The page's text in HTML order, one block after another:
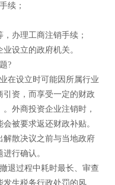
续；
办理工商注销手续；
设立的政府机关。
?
设立时可能因所属行业
资，而享受一定的财政
外商投资企业注销时，
被要求返还财政补贴。
解散决议之前与当地政府
行确认。
过程中耗时最长、审查
发生税务行政处罚的风